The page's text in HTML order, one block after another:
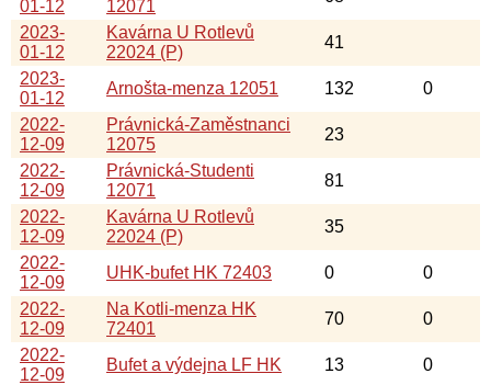
01-12
12071
2023-
01-12
Kavárna U Rotlevů
22024 (P)
41
2023-
01-12
Arnošta-menza 12051 132
0
2022-
12-09
Právnická-Zaměstnanci
12075
23
2022-
12-09
Právnická-Studenti
12071
81
2022-
12-09
Kavárna U Rotlevů
22024 (P)
35
2022-
12-09
UHK-bufet HK 72403 0
0
2022-
12-09
Na Kotli-menza HK
72401
70
0
2022-
12-09
Bufet a výdejna LF HK 13
0